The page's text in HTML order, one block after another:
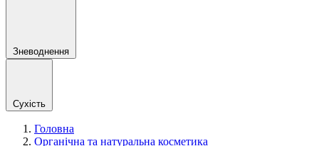
Зневоднення
Сухість
Головна
Органічна та натуральна косметика